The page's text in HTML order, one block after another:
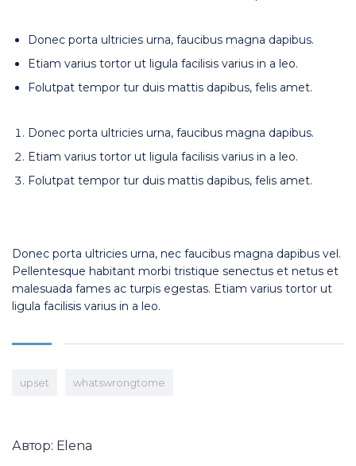
Donec porta ultricies urna, faucibus magna dapibus.
Etiam varius tortor ut ligula facilisis varius in a leo.
Folutpat tempor tur duis mattis dapibus, felis amet.
Donec porta ultricies urna, faucibus magna dapibus.
Etiam varius tortor ut ligula facilisis varius in a leo.
Folutpat tempor tur duis mattis dapibus, felis amet.
Donec porta ultricies urna, nec faucibus magna dapibus vel.
Pellentesque habitant morbi tristique senectus et netus et
malesuada fames ac turpis egestas. Etiam varius tortor ut
ligula facilisis varius in a leo.
upset whatswrongtome
Автор: Elena